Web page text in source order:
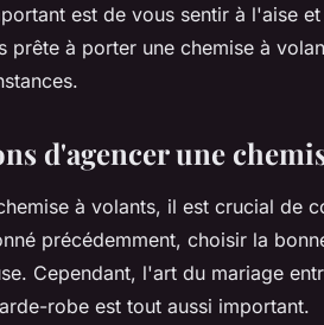
est de vous sentir à l'aise
prête à porter une chemise à
d'agencer une
à volants, il est crucial de
précédemment, choisir la
Cependant, l'art du mariage
robe est tout aussi important.